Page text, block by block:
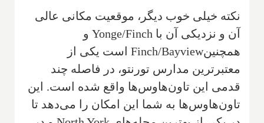
نکته خیلی خوب دیگر، موقعیت مکانی عالی
آن و نزدیکی آن با Yonge/Finch و
همچنین‌Finch/Bayview است یکی از
معتبرترین مدارس تورنتو، در فاصله چند
قدمی این تاون‌هاوس‌ها واقع شده است. این
تاون‌هاوس‌ها به شما این امکان را می‌دهد تا